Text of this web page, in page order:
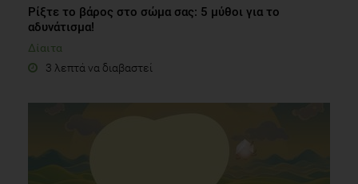
Ρίξτε το βάρος στο σώμα σας: 5 μύθοι για το
αδυνάτισμα!
Δίαιτα
3 λεπτά να διαβαστεί